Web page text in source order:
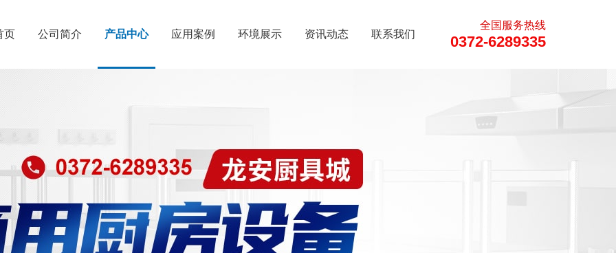
页 公司简介 产品中心 应用案例 环境展示 资讯动态 联系我们
全国服务热线
0372-6289335